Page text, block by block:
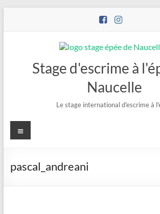
Stage d'escrime à
Naucelle
Le stage international d'escrime à
pascal_andreani